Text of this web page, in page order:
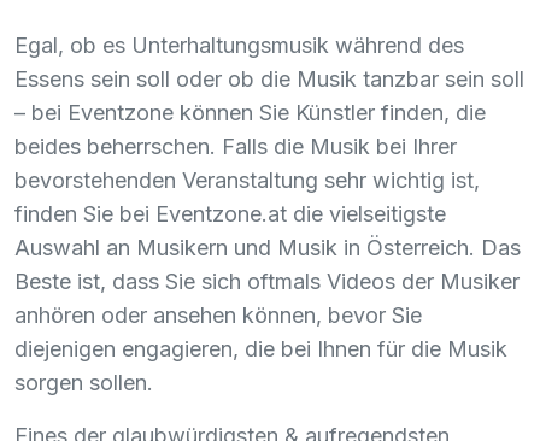
Egal, ob es Unterhaltungsmusik während des
Essens sein soll oder ob die Musik tanzbar sein soll
– bei Eventzone können Sie Künstler finden, die
beides beherrschen. Falls die Musik bei Ihrer
bevorstehenden Veranstaltung sehr wichtig ist,
finden Sie bei Eventzone.at die vielseitigste
Auswahl an Musikern und Musik in Österreich. Das
Beste ist, dass Sie sich oftmals Videos der Musiker
anhören oder ansehen können, bevor Sie
diejenigen engagieren, die bei Ihnen für die Musik
sorgen sollen.
Eines der glaubwürdigsten & aufregendsten